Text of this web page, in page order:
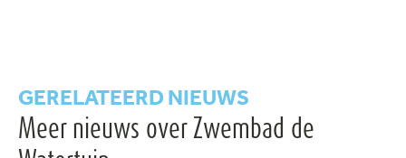
GERELATEERD NIEUWS
Meer nieuws over Zwembad de